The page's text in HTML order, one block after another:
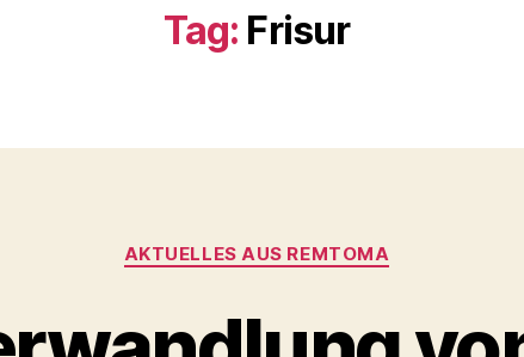
Tag: Frisur
Categories
AKTUELLES AUS REMTOMA